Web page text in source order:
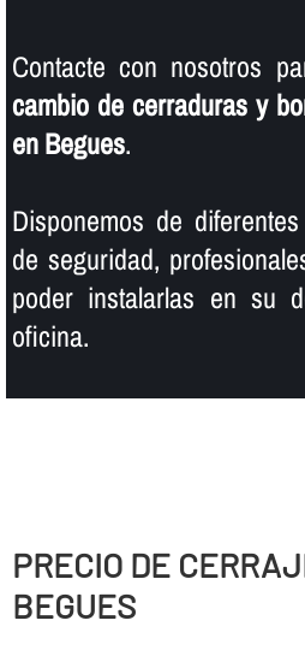
Contacte con nosotros
cambio de cerraduras y
en Begues.
Disponemos de
de seguridad,
poder instalarlas en su
oficina.
PRECIO DE
BEGUES